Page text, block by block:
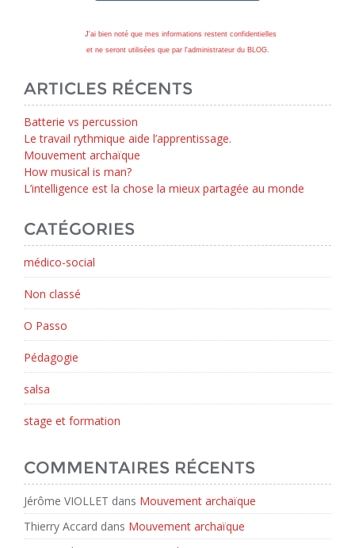
J'ai bien noté que mes informations restent confidentielles
et ne seront utilisées que par l'administrateur du BLOG.
ARTICLES RÉCENTS
Batterie vs percussion
Le travail rythmique aide l’apprentissage.
Mouvement archaïque
How musical is man?
L’intelligence est la chose la mieux partagée au monde
CATÉGORIES
médico-social
Non classé
O Passo
Pédagogie
salsa
stage et formation
COMMENTAIRES RÉCENTS
Jérôme VIOLLET dans Mouvement archaïque
Thierry Accard dans Mouvement archaïque